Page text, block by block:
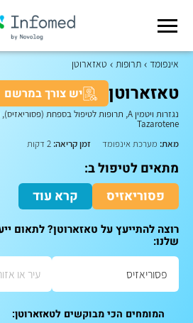
אינפומד תרופות טאזארוטן
טאזארוטן יש צורך במרשם
נגזרות ויטמין A, תרופות לטיפול בספחת (פסוריאזיס), תרופות קראטוליטיות
Tazarotene
מאת: מערכת אינפומד זמן קריאה:
מתאים לטיפול ב:
פסוריאזיס
קרא עוד
רוצה להתייעץ על טאזארוטן? לתאום
שלנו:
המומחים הכי מבוקשים לטאזארוטן: